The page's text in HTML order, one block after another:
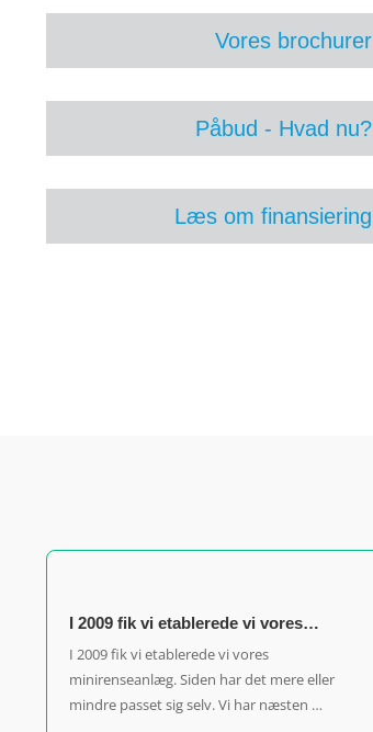
Vores brochurer
Påbud - Hvad nu?
Læs om finansiering
I 2009 fik vi etablerede vi vores…
I 2009 fik vi etablerede vi vores
minirenseanlæg. Siden har det mere eller
mindre passet sig selv. Vi har næsten …